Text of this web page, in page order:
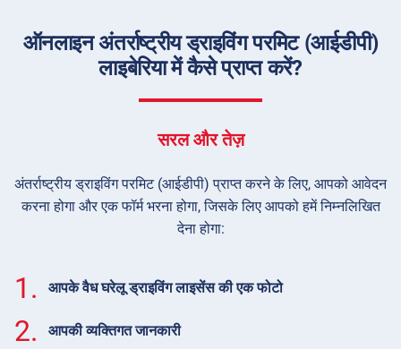
ऑनलाइन अंतर्राष्ट्रीय ड्राइविंग परमिट (आईडीपी)
लाइबेरिया में कैसे प्राप्त करें?
सरल और तेज़
अंतर्राष्ट्रीय ड्राइविंग परमिट (आईडीपी) प्राप्त करने के लिए, आपको आवेदन
करना होगा और एक फॉर्म भरना होगा, जिसके लिए आपको हमें निम्नलिखित
देना होगा:
1. आपके वैध घरेलू ड्राइविंग लाइसेंस की एक फोटो
2. आपकी व्यक्तिगत जानकारी